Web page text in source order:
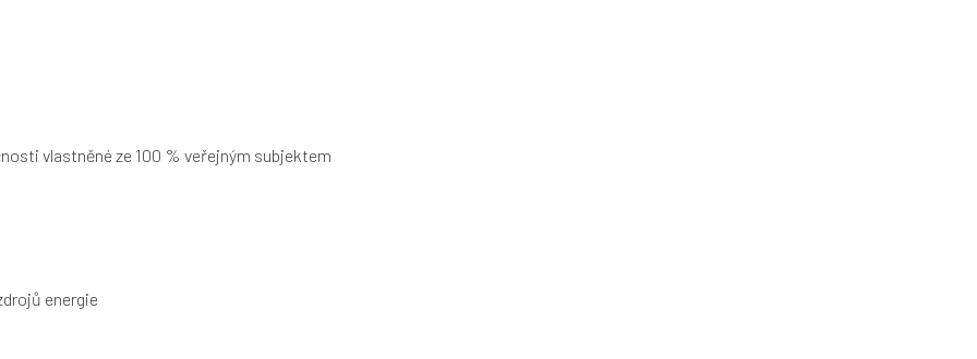
vlastněné ze 100 % veřejným subjektem
energie